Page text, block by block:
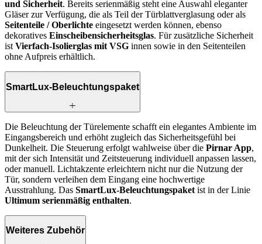
und Sicherheit. Bereits serienmäßig steht eine Auswahl eleganter
Gläser zur Verfügung, die als Teil der Türblattverglasung oder als
Seitenteile / Oberlichte eingesetzt werden können, ebenso
dekoratives Einscheibensicherheitsglas. Für zusätzliche Sicherheit
ist Vierfach-Isolierglas mit VSG innen sowie in den Seitenteilen
ohne Aufpreis erhältlich.
SmartLux-Beleuchtungspaket
Die Beleuchtung der Türelemente schafft ein elegantes Ambiente im
Eingangsbereich und erhöht zugleich das Sicherheitsgefühl bei
Dunkelheit. Die Steuerung erfolgt wahlweise über die Pirnar App,
mit der sich Intensität und Zeitsteuerung individuell anpassen lassen,
oder manuell. Lichtakzente erleichtern nicht nur die Nutzung der
Tür, sondern verleihen dem Eingang eine hochwertige
Ausstrahlung. Das SmartLux-Beleuchtungspaket ist in der Linie
Ultimum serienmäßig enthalten.
Weiteres Zubehör